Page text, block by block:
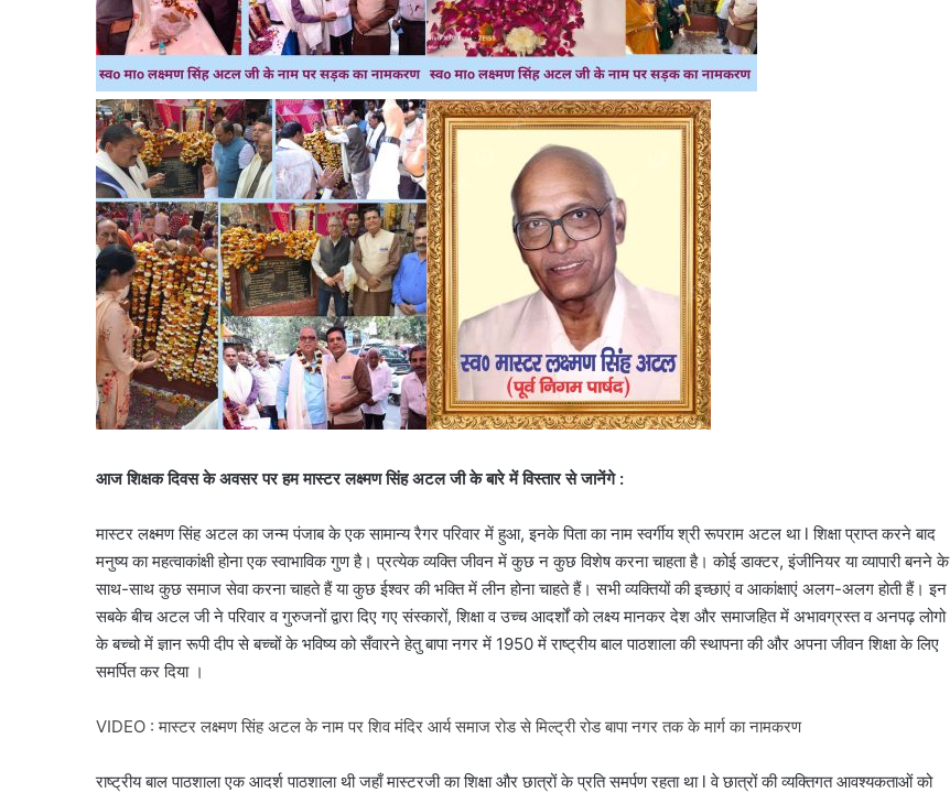
आज शिक्षक दिवस के अवसर पर हममास्टर लक्ष्मण सिंह अटल जी के बारे में विस्तार से जानेंगे :
मास्टर लक्ष्मण सिंह अटल का जन्म पंजाब के एक सामान्य रैगर परिवार में हुआ, इनके पिता का नाम स्वर्गीय श्री रूपराम अटल था l शिक्षा प्राप्त करने बाद
मनुष्य का महत्वाकांक्षी होना एक स्वाभाविक गुण है। प्रत्येक व्यक्ति जीवन में कुछ न कुछ विशेष करना चाहता है। कोई डाक्टर, इंजीनियर या व्यापारी बनने के
साथ-साथ कुछ समाज सेवा करना चाहते हैं या कुछ ईश्वर की भक्ति में लीन होना चाहते हैं। सभी व्यक्तियों की इच्छाएं व आकांक्षाएं अलग-अलग होती हैं। इन
सबके बीच अटल जी ने परिवार व गुरुजनों द्वारा दिए गए संस्कारों, शिक्षा व उच्च आदर्शों को लक्ष्य मानकर देश और समाजहित में अभावग्रस्त व अनपढ़ लोगो
के बच्चो में ज्ञान रूपी दीप से बच्चों के भविष्य को सँवारने हेतु बापा नगर में 1950 में राष्ट्रीय बाल पाठशाला की स्थापना की और अपना जीवन शिक्षा के लिए
समर्पित कर दिया ।
VIDEO : मास्टर लक्ष्मण सिंह अटल के नाम पर शिव मंदिर आर्य समाज रोड से मिल्ट्री रोड बापा नगर तक के मार्ग का नामकरण
राष्ट्रीय बाल पाठशाला एक आदर्श पाठशाला थी जहाँ मास्टरजी का शिक्षा और छात्रों के प्रति समर्पण रहता था l वे छात्रों की व्यक्तिगत आवश्यकताओं को